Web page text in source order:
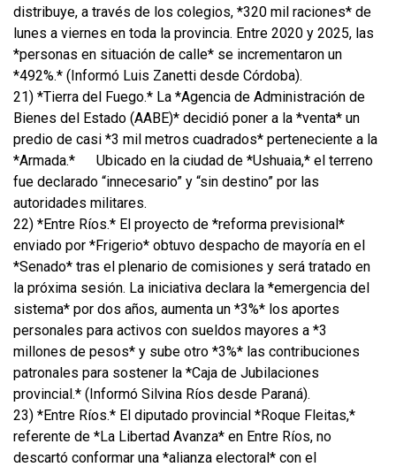
distribuye, a través de los colegios, *320 mil raciones* de
lunes a viernes en toda la provincia. Entre 2020 y 2025, las
*personas en situación de calle* se incrementaron un
*492%.* (Informó Luis Zanetti desde Córdoba).
21) *Tierra del Fuego.* La *Agencia de Administración de
Bienes del Estado (AABE)* decidió poner a la *venta* un
predio de casi *3 mil metros cuadrados* perteneciente a la
*Armada.*
Ubicado en la ciudad de *Ushuaia,* el terreno
fue declarado “innecesario” y “sin destino” por las
autoridades militares.
22) *Entre Ríos.* El proyecto de *reforma previsional*
enviado por *Frigerio* obtuvo despacho de mayoría en el
*Senado* tras el plenario de comisiones y será tratado en
la próxima sesión. La iniciativa declara la *emergencia del
sistema* por dos años, aumenta un *3%* los aportes
personales para activos con sueldos mayores a *3
millones de pesos* y sube otro *3%* las contribuciones
patronales para sostener la *Caja de Jubilaciones
provincial.* (Informó Silvina Ríos desde Paraná).
23) *Entre Ríos.* El diputado provincial *Roque Fleitas,*
referente de *La Libertad Avanza* en Entre Ríos, no
descartó conformar una *alianza electoral* con el